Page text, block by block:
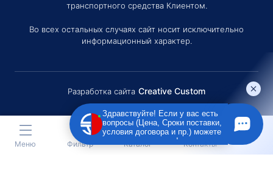
транспортного средства Клиентом.
Во всех остальных случаях сайт носит исключительно
информационный характер.
Разработка сайта Creative Custom
Меню Фильтр Каталог Контакты
Здравствуйте! Если у вас есть
вопросы (Цена, Сроки поставки,
условия договора и пр.) можете